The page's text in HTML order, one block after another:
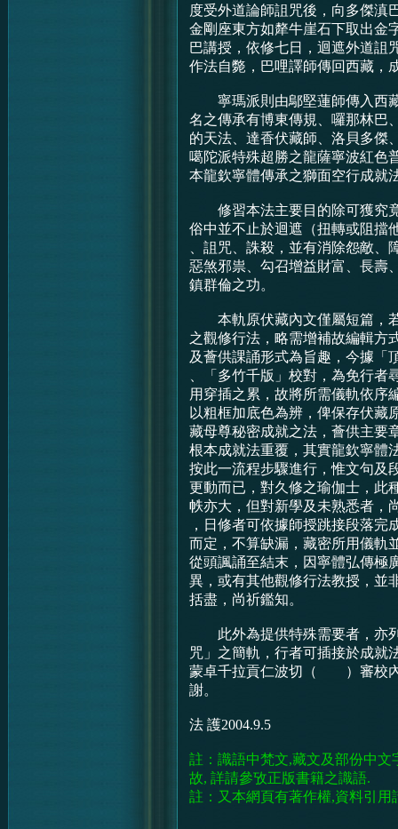
度受外道論師詛咒後，向多傑滇
金剛座東方如犛牛崖石下取出金
巴講授，依修七日，迴遮外道詛
作法自斃，巴哩譯師傳回西藏，
寧瑪派則由鄔堅蓮師傳入西
名之傳承有博東傳規、囉那林巴
的天法、達香伏藏師、洛貝多傑
噶陀派特殊超勝之龍薩寧波紅色
本龍欽寧體傳承之獅面空行成就
修習本法主要目的除可獲究
俗中並不止於迴遮（扭轉或阻擋
、詛咒、誅殺，並有消除怨敵、
惡煞邪祟、勾召增益財富、長壽
鎮群倫之功。
本軌原伏藏內文僅屬短篇，
之觀修行法，略需增補故編輯方
及薈供課誦形式為旨趣，今據「
、「多竹千版」校對，為免行者
用穿插之累，故將所需儀軌依序
以粗框加底色為辨，俾保存伏藏
藏母尊秘密成就之法，薈供主要
根本成就法重覆，其實龍欽寧體
按此一流程步驟進行，惟文句及
更動而已，對久修之瑜伽士，此
帙亦大，但對新學及未熟悉者，
，日修者可依據師授跳接段落完
而定，不算缺漏，藏密所用儀軌
從頭諷誦至結末，因寧體弘傳極
異，或有其他觀修行法教授，並
括盡，尚祈鑑知。
此外為提供特殊需要者，亦
咒」之簡軌，行者可插接於成就
蒙卓千拉貢仁波切（ ）審校
謝。
法 護2004.9.5
註：識語中梵文,藏文及部份中文
故, 詳請參攷正版書籍之識語.
註：又本網頁有著作權,資料引用